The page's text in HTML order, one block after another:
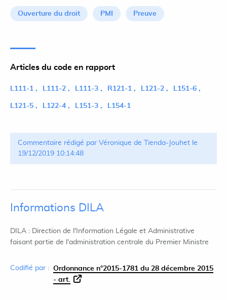
Ouverture du droit PMI Preuve
Articles du code en rapport
L111-1 L111-2 L111-3 R121-1 L121-2 L151-6
L121-5 L122-4 L151-3 L154-1
Commentaire rédigé par Véronique de Tienda-Jouhet le
19/12/2019 10:14:48
Informations DILA
DILA : Direction de l'Information Légale et Administrative
faisant partie de l'administration centrale du Premier Ministre
Codifié par : Ordonnance n°2015-1781 du 28 décembre 2015
- art.